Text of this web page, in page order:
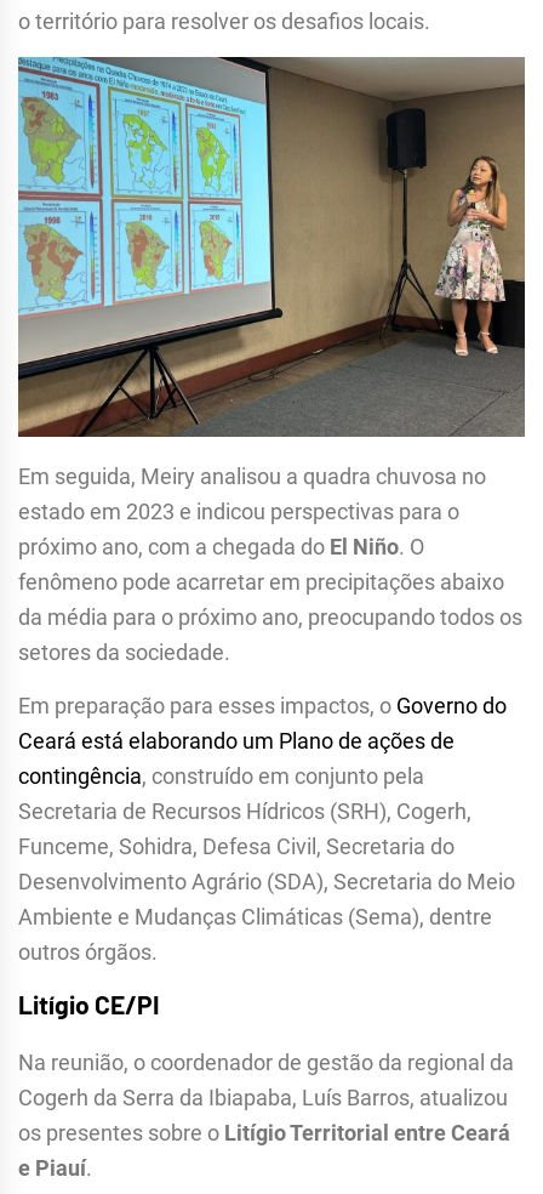
o território para resolver os desafios locais.
Em seguida, Meiry analisou a quadra chuvosa no
estado em 2023 e indicou perspectivas para o
próximo ano, com a chegada do El Niño. O
fenômeno pode acarretar em precipitações abaixo
da média para o próximo ano, preocupando todos os
setores da sociedade.
Em preparação para esses impactos, o Governo do
Ceará está elaborando um Plano de ações de
contingência, construído em conjunto pela
Secretaria de Recursos Hídricos (SRH), Cogerh,
Funceme, Sohidra, Defesa Civil, Secretaria do
Desenvolvimento Agrário (SDA), Secretaria do Meio
Ambiente e Mudanças Climáticas (Sema), dentre
outros órgãos.
Litígio CE/PI
Na reunião, o coordenador de gestão da regional da
Cogerh da Serra da Ibiapaba, Luís Barros, atualizou
os presentes sobre o Litígio Territorial entre Ceará
e Piauí.